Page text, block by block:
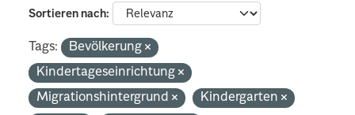
Sortieren nach
Tags:
Bevölkerung
Kindertageseinrichtung
Migrationshintergrund
Kindergarten